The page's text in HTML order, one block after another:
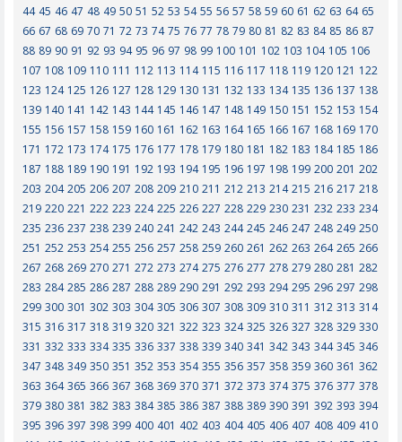
44 45 46 47 48 49 50 51 52 53 54 55 56 57 58 59 60 61 62 63 64 65
66 67 68 69 70 71 72 73 74 75 76 77 78 79 80 81 82 83 84 85 86 87
88 89 90 91 92 93 94 95 96 97 98 99 100 101 102 103 104 105 106
107 108 109 110 111 112 113 114 115 116 117 118 119 120 121 122
123 124 125 126 127 128 129 130 131 132 133 134 135 136 137 138
139 140 141 142 143 144 145 146 147 148 149 150 151 152 153 154
155 156 157 158 159 160 161 162 163 164 165 166 167 168 169 170
171 172 173 174 175 176 177 178 179 180 181 182 183 184 185 186
187 188 189 190 191 192 193 194 195 196 197 198 199 200 201 202
203 204 205 206 207 208 209 210 211 212 213 214 215 216 217 218
219 220 221 222 223 224 225 226 227 228 229 230 231 232 233 234
235 236 237 238 239 240 241 242 243 244 245 246 247 248 249 250
251 252 253 254 255 256 257 258 259 260 261 262 263 264 265 266
267 268 269 270 271 272 273 274 275 276 277 278 279 280 281 282
283 284 285 286 287 288 289 290 291 292 293 294 295 296 297 298
299 300 301 302 303 304 305 306 307 308 309 310 311 312 313 314
315 316 317 318 319 320 321 322 323 324 325 326 327 328 329 330
331 332 333 334 335 336 337 338 339 340 341 342 343 344 345 346
347 348 349 350 351 352 353 354 355 356 357 358 359 360 361 362
363 364 365 366 367 368 369 370 371 372 373 374 375 376 377 378
379 380 381 382 383 384 385 386 387 388 389 390 391 392 393 394
395 396 397 398 399 400 401 402 403 404 405 406 407 408 409 410